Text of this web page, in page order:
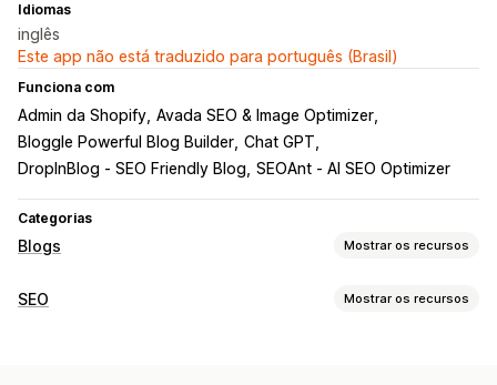
Idiomas
inglês
Este app não está traduzido para português (Brasil)
Funciona com
Admin da Shopify Avada SEO & Image Optimizer
Bloggle Powerful Blog Builder Chat GPT
DropInBlog ‑ SEO Friendly Blog SEOAnt ‑ AI SEO Optimizer
Categorias
Blogs Mostrar os recursos
Criação de conteúdo
SEO Mostrar os recursos